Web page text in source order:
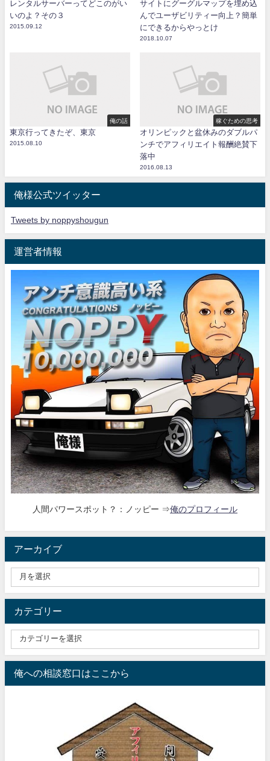
レンタルサーバーってどこのがい
いのよ？その３
2015.09.12
サイトにグーグルマップを埋め込
んでユーザビリティー向上？簡単
にできるからやっとけ
2018.10.07
俺の話
東京行ってきたぞ、東京
2015.08.10
稼ぐための思考
オリンピックと盆休みのダブルパ
ンチでアフィリエイト報酬絶賛下
落中
2016.08.13
俺様公式ツイッター
Tweets by noppyshougun
運営者情報
人間パワースポット？：ノッピー ⇒俺のプロフィール
アーカイブ
カテゴリー
俺への相談窓口はここから